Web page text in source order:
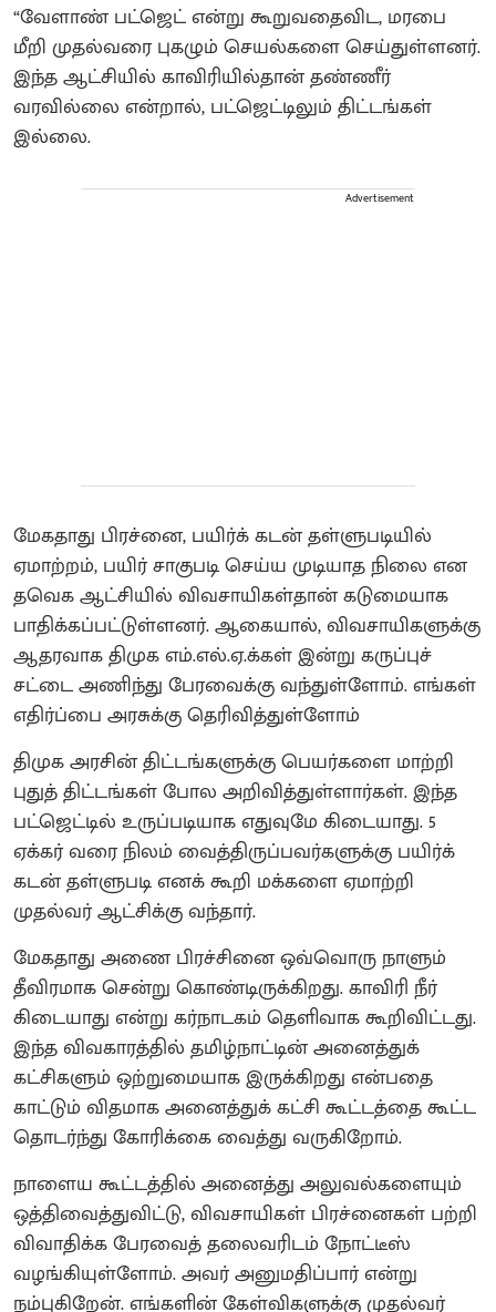
“வேளாண் பட்ஜெட் என்று கூறுவதைவிட, மரபை
மீறி முதல்வரை புகழும் செயல்களை செய்துள்ளனர்.
இந்த ஆட்சியில் காவிரியில்தான் தண்ணீர்
வரவில்லை என்றால், பட்ஜெட்டிலும் திட்டங்கள்
இல்லை.
Advertisement
மேகதாது பிரச்னை, பயிர்க் கடன் தள்ளுபடியில்
ஏமாற்றம், பயிர் சாகுபடி செய்ய முடியாத நிலை என
தவெக ஆட்சியில் விவசாயிகள்தான் கடுமையாக
பாதிக்கப்பட்டுள்ளனர். ஆகையால், விவசாயிகளுக்கு
ஆதரவாக திமுக எம்.எல்.ஏ.க்கள் இன்று கருப்புச்
சட்டை அணிந்து பேரவைக்கு வந்துள்ளோம். எங்கள்
எதிர்ப்பை அரசுக்கு தெரிவித்துள்ளோம்
திமுக அரசின் திட்டங்களுக்கு பெயர்களை மாற்றி
புதுத் திட்டங்கள் போல அறிவித்துள்ளார்கள். இந்த
பட்ஜெட்டில் உருப்படியாக எதுவுமே கிடையாது. 5
ஏக்கர் வரை நிலம் வைத்திருப்பவர்களுக்கு பயிர்க்
கடன் தள்ளுபடி எனக் கூறி மக்களை ஏமாற்றி
முதல்வர் ஆட்சிக்கு வந்தார்.
மேகதாது அணை பிரச்சினை ஒவ்வொரு நாளும்
தீவிரமாக சென்று கொண்டிருக்கிறது. காவிரி நீர்
கிடையாது என்று கர்நாடகம் தெளிவாக கூறிவிட்டது.
இந்த விவகாரத்தில் தமிழ்நாட்டின் அனைத்துக்
கட்சிகளும் ஒற்றுமையாக இருக்கிறது என்பதை
காட்டும் விதமாக அனைத்துக் கட்சி கூட்டத்தை கூட்ட
தொடர்ந்து கோரிக்கை வைத்து வருகிறோம்.
நாளைய கூட்டத்தில் அனைத்து அலுவல்களையும்
ஒத்திவைத்துவிட்டு, விவசாயிகள் பிரச்னைகள் பற்றி
விவாதிக்க பேரவைத் தலைவரிடம் நோட்டீஸ்
வழங்கியுள்ளோம். அவர் அனுமதிப்பார் என்று
நம்புகிறேன். எங்களின் கேள்விகளுக்கு முதல்வர்